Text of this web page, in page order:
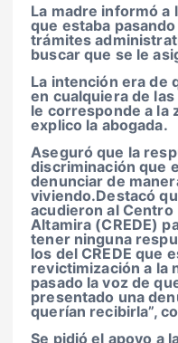
La madre informó a
que estaba
trámites
buscar que se le
La intención era de
en cualquiera de
le corresponde a la
explico la abogada.
Aseguró que la
discriminación que
denunciar de
viviendo.Destacó
acudieron al Centro
Altamira (CREDE)
tener ninguna
los del CREDE que
revictimización a la
pasado la voz de
presentado una
querían recibirla”,
Se pidió el apoyo a